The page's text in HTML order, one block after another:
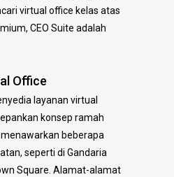
virtual office kelas atas
CEO Suite adalah
Office
layanan virtual
konsep ramah
beberapa
seperti di Gandaria
Square. Alamat-alamat